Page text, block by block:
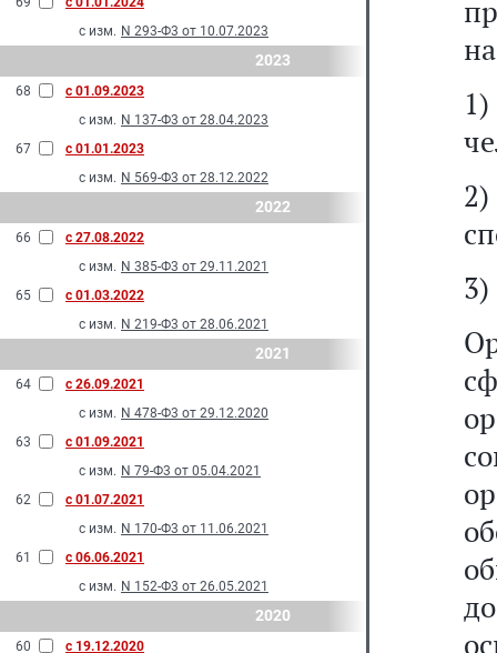
с изм. N 293-Ф3 от 10.07.2023
2023
68
с 01.09.2023
с изм. N 137-Ф3 от 28.04.2023
67
с 01.01.2023
с изм. N 569-Ф3 от 28.12.2022
2022
66
с 27.08.2022
с изм. N 385-Ф3 от 29.11.2021
65
с 01.03.2022
с изм. N 219-Ф3 от 28.06.2021
2021
64
с 26.09.2021
с изм. N 478-Ф3 от 29.12.2020
63
с 01.09.2021
с изм. N 79-Ф3 от 05.04.2021
62
с 01.07.2021
с изм. N 170-Ф3 от 11.06.2021
61
с 06.06.2021
с изм. N 152-Ф3 от 26.05.2021
2020
60
с 19.12.2020